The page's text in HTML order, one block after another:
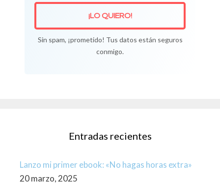
¡LO QUIERO!
Sin spam, ¡prometido! Tus datos están seguros
conmigo.
Entradas recientes
Lanzo mi primer ebook: «No hagas horas extra»
20 marzo, 2025